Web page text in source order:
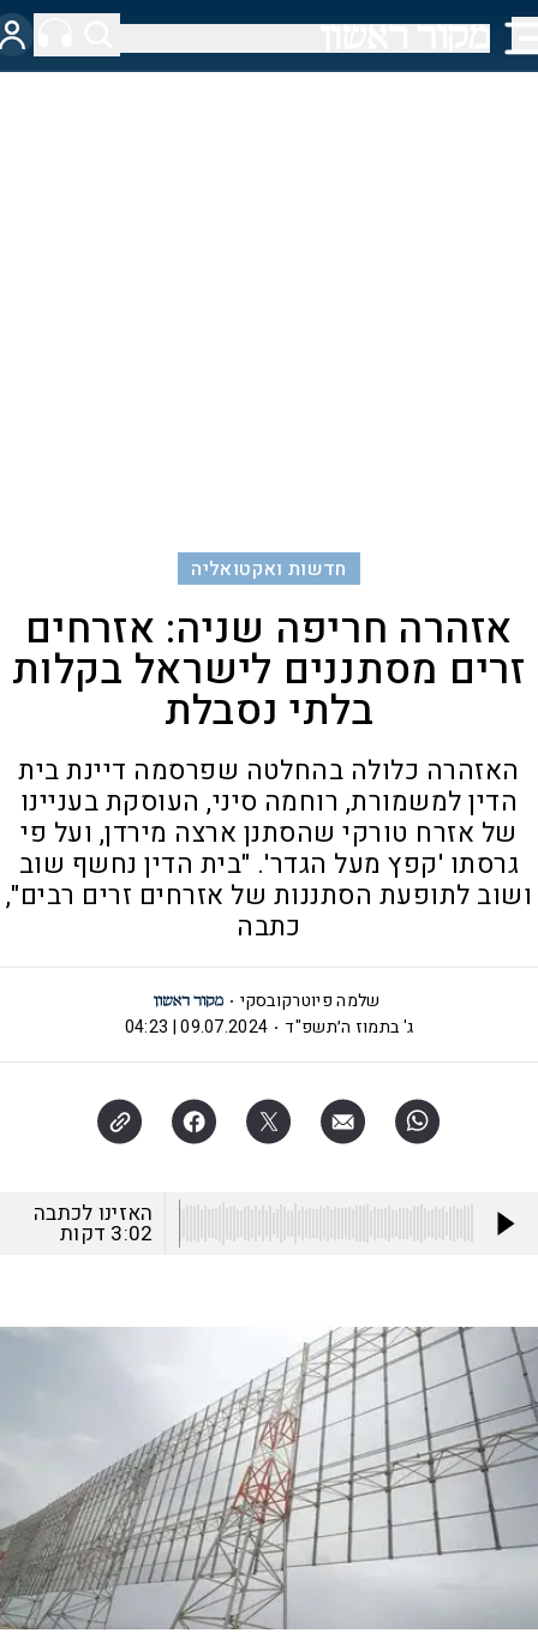
חדשות ואקטואליה
אזהרה חריפה שניה: אזרחים
זרים מסתננים לישראל בקלות
בלתי נסבלת
האזהרה כלולה בהחלטה שפרסמה דיינת בית
הדין למשמורת, רוחמה סיני, העוסקת בעניינו
של אזרח טורקי שהסתנן ארצה מירדן, ועל פי
גרסתו 'קפץ מעל הגדר'. "בית הדין נחשף שוב
ושוב לתופעת הסתננות של אזרחים זרים רבים",
כתבה
שלמה פיוטרקובסקי
ג' בתמוז ה׳תשפ"ד
09.07.2024 | 04:23
האזינו לכתבה
3:02 דקות